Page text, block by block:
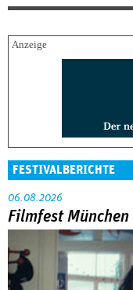
FESTIVALBERICHTE
06.08.2026
Filmfest München